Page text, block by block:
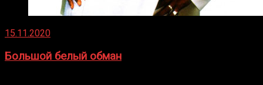
15.11.2020
Большой белый обман